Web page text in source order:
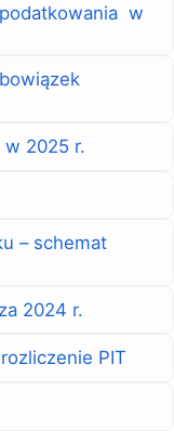
w
w 2025 r.
– schemat
2024 r.
PIT